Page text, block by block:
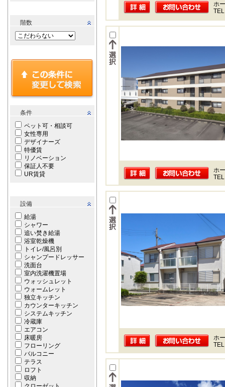
階数
条件
ペット可・相談可
女性専用
デザイナーズ
特優賃
リノベーション
保証人不要
UR賃貸
設備
給湯
シャワー
追い焚き給湯
浴室乾燥機
トイレ/風呂別
シャンプードレッサー
洗面台
室内洗濯機置場
ウォッシュレット
ウォームレット
独立キッチン
カウンターキッチン
システムキッチン
冷蔵庫
エアコン
床暖房
フローリング
バルコニー
テラス
ロフト
収納
ホ
ホ
ホ